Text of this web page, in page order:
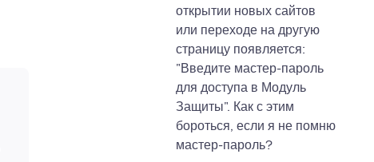
открытии новых сайтов
или переходе на другую
страницу появляется:
"Введите мастер-пароль
для доступа в Модуль
Защиты". Как с этим
бороться, если я не помню
мастер-пароль?